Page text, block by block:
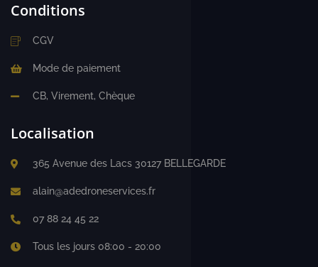
Conditions
CGV
Mode de paiement
CB, Virement, Chèque
Localisation
365 Avenue des Lacs 30127 BELLEGARDE
alain@adedroneservices.fr
07 88 24 45 22
Tous les jours 08:00 - 20:00